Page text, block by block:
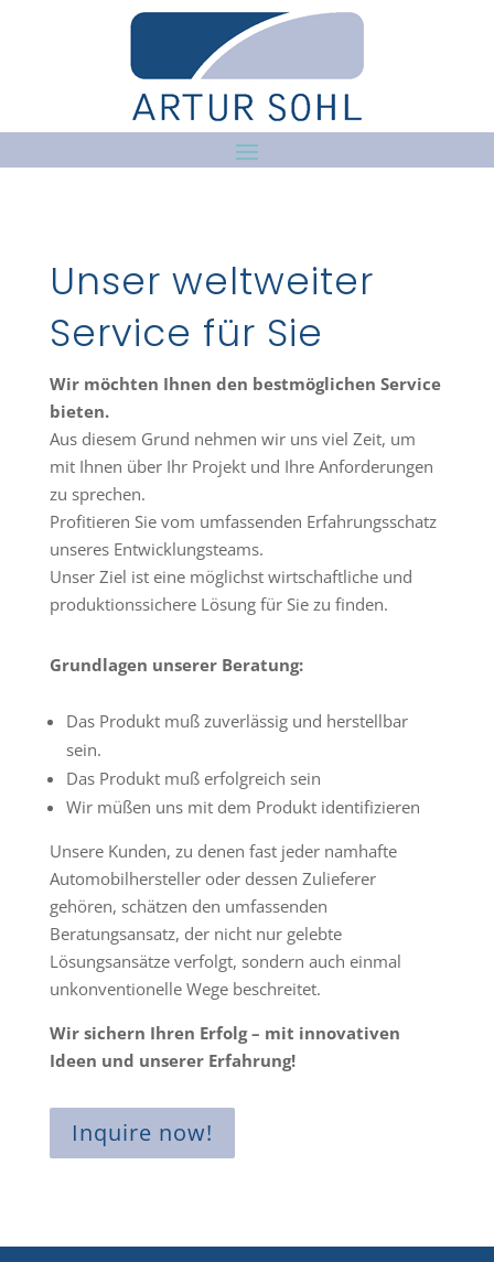
Unser weltweiter
Service für Sie
Wir möchten Ihnen den bestmöglichen Service
bieten.
Aus diesem Grund nehmen wir uns viel Zeit, um
mit Ihnen über Ihr Projekt und Ihre Anforderungen
zu sprechen.
Profitieren Sie vom umfassenden Erfahrungsschatz
unseres Entwicklungsteams.
Unser Ziel ist eine möglichst wirtschaftliche und
produktionssichere Lösung für Sie zu finden.
Grundlagen unserer Beratung:
Das Produkt muß zuverlässig und herstellbar
sein.
Das Produkt muß erfolgreich sein
Wir müßen uns mit dem Produkt identifizieren
Unsere Kunden, zu denen fast jeder namhafte
Automobilhersteller oder dessen Zulieferer
gehören, schätzen den umfassenden
Beratungsansatz, der nicht nur gelebte
Lösungsansätze verfolgt, sondern auch einmal
unkonventionelle Wege beschreitet.
Wir sichern Ihren Erfolg – mit innovativen
Ideen und unserer Erfahrung!
Inquire now!